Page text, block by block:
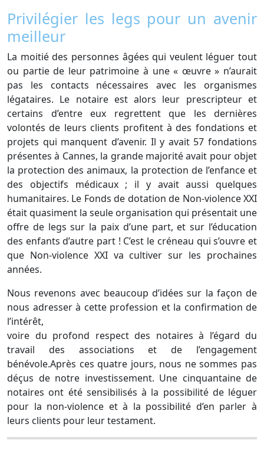
Privilégier les legs pour un avenir
meilleur
La moitié des personnes âgées qui veulent léguer tout
ou partie de leur patrimoine à une « œuvre » n’aurait
pas les contacts nécessaires avec les organismes
légataires. Le notaire est alors leur prescripteur et
certains d’entre eux regrettent que les dernières
volontés de leurs clients profitent à des fondations et
projets qui manquent d’avenir. Il y avait 57 fondations
présentes à Cannes, la grande majorité avait pour objet
la protection des animaux, la protection de l’enfance et
des objectifs médicaux ; il y avait aussi quelques
humanitaires. Le Fonds de dotation de Non-violence XXI
était quasiment la seule organisation qui présentait une
offre de legs sur la paix d’une part, et sur l’éducation
des enfants d’autre part ! C’est le créneau qui s’ouvre et
que Non-violence XXI va cultiver sur les prochaines
années.
Nous revenons avec beaucoup d’idées sur la façon de
nous adresser à cette profession et la confirmation de
l’intérêt,
voire du profond respect des notaires à l’égard du
travail des associations et de l’engagement
bénévole.Après ces quatre jours, nous ne sommes pas
déçus de notre investissement. Une cinquantaine de
notaires ont été sensibilisés à la possibilité de léguer
pour la non-violence et à la possibilité d’en parler à
leurs clients pour leur testament.